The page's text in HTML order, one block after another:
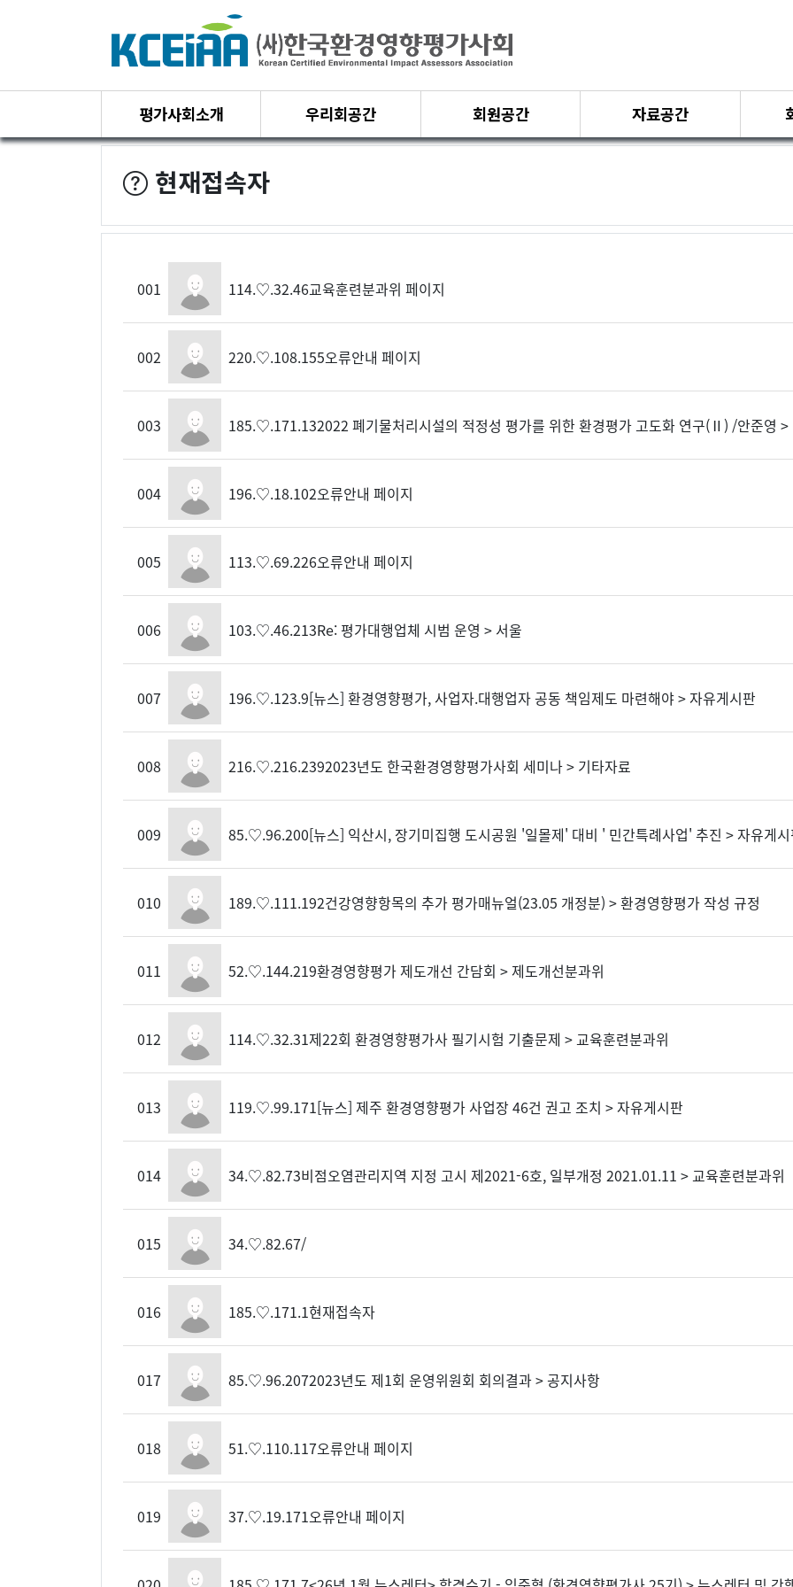
평가사회소개 우리회공간 회원공간 자료공간
현재접속자
001 114.♡.32.46교육훈련분과위 페이지
002 220.♡.108.155오류안내 페이지
003 185.♡.171.132022 폐기물처리시설의 적정성 평가를 위한 환경평가 고도화 연구(Ⅱ) /안준영 >
004 196.♡.18.102오류안내 페이지
005 113.♡.69.226오류안내 페이지
006 103.♡.46.213Re: 평가대행업체 시범 운영 > 서울
007 196.♡.123.9[뉴스] 환경영향평가, 사업자.대행업자 공동 책임제도 마련해야 > 자유게시판
008 216.♡.216.2392023년도 한국환경영향평가사회 세미나 > 기타자료
009 85.♡.96.200[뉴스] 익산시, 장기미집행 도시공원 '일몰제' 대비 ' 민간특례사업' 추진 > 자유게
010 189.♡.111.192건강영향항목의 추가 평가매뉴얼(23.05 개정분) > 환경영향평가 작성 규정
011 52.♡.144.219환경영향평가 제도개선 간담회 > 제도개선분과위
012 114.♡.32.31제22회 환경영향평가사 필기시험 기출문제 > 교육훈련분과위
013 119.♡.99.171[뉴스] 제주 환경영향평가 사업장 46건 권고 조치 > 자유게시판
014 34.♡.82.73비점오염관리지역 지정 고시 제2021-6호, 일부개정 2021.01.11 > 교육훈련분과위
015 34.♡.82.67/
016 185.♡.171.1현재접속자
017 85.♡.96.2072023년도 제1회 운영위원회 회의결과 > 공지사항
018 51.♡.110.117오류안내 페이지
019 37.♡.19.171오류안내 페이지